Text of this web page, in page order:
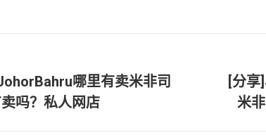
哪里有卖米非司
吗？私人网店
文
[分享
米